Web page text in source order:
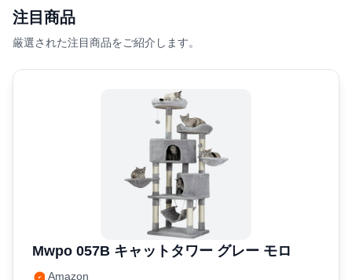
注目商品
厳選された注目商品をご紹介します。
Mwpo 057B キャットタワー グレー モロ
Amazon